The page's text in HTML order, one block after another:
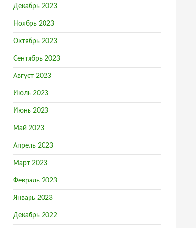
Декабрь 2023
Ноябрь 2023
Октябрь 2023
Сентябрь 2023
Август 2023
Июль 2023
Июнь 2023
Май 2023
Апрель 2023
Март 2023
Февраль 2023
Январь 2023
Декабрь 2022